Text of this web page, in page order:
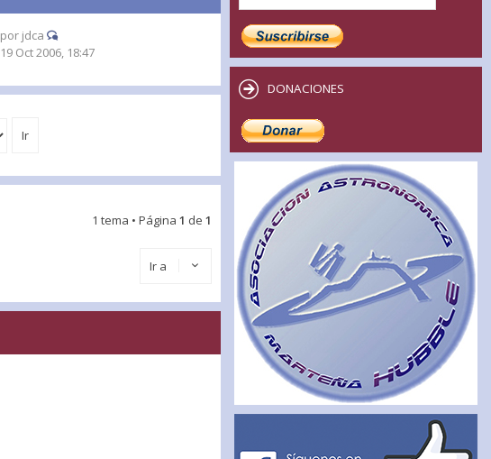
por jdca
19 Oct 2006, 18:47
1 tema • Página 1 de 1
Ir a
DONACIONES